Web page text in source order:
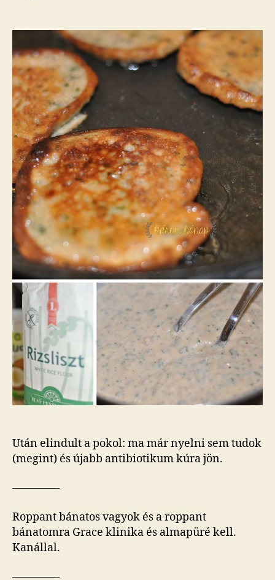
Után elindult a pokol: ma már nyelni sem tudok
(megint) és újabb antibiotikum kúra jön.
————-
Roppant bánatos vagyok és a roppant
bánatomra Grace klinika és almapüré kell.
Kanállal.
————-